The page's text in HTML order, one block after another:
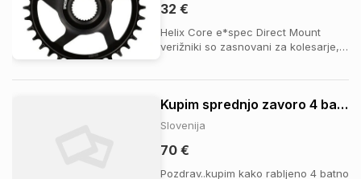
32 €
Helix Core e*spec Direct Mount
verižniki so zasnovani za kolesarje,
dostopno rešitev. Izdelani so iz
obdelanega jekla...
Kupim sprednjo zavoro 4 batno
Slovenija
70 €
Pozdrav..kupim kako rabljeno 4 batno